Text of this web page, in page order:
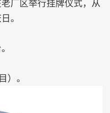
厂区举行挂牌仪式，从
。
）。